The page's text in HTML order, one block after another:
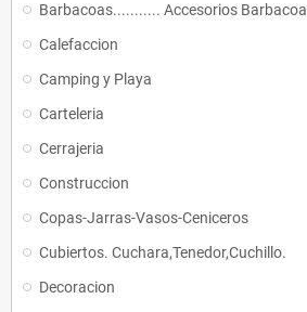
Barbacoas........... Accesorios Barbacoa
Calefaccion
Camping y Playa
Carteleria
Cerrajeria
Construccion
Copas-Jarras-Vasos-Ceniceros
Cubiertos. Cuchara,Tenedor,Cuchillo.
Decoracion